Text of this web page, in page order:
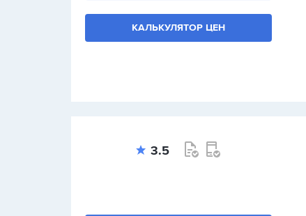
КАЛЬКУЛЯТОР ЦЕН
3.5